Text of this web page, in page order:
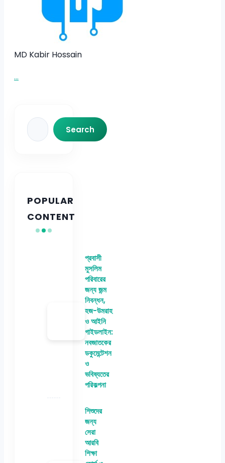
MD Kabir Hossain
...
Search
Search
POPULAR
CONTENT
প্রবাসী
মুসলিম
পরিবারের
জন্য জন্ম
নিবন্ধন,
হজ-উমরাহ
ও আইনি
গাইডলাইন:
নবজাতকের
ডকুমেন্টেশন
ও
ভবিষ্যতের
পরিকল্পনা
শিশুদের
জন্য
সেরা
আরবি
শিক্ষা